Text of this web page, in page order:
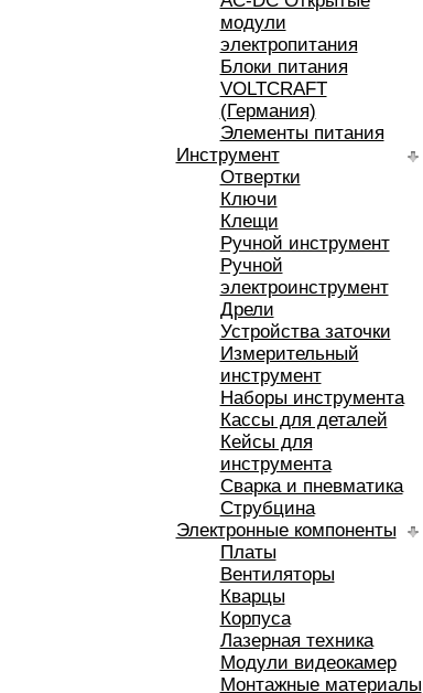
модули
электропитания
Блоки питания
VOLTCRAFT
(Германия)
Элементы питания
Инструмент
Отвертки
Ключи
Клещи
Ручной инструмент
Ручной
электроинструмент
Дрели
Устройства заточки
Измерительный
инструмент
Наборы инструмента
Кассы для деталей
Кейсы для
инструмента
Сварка и пневматика
Струбцина
Электронные компоненты
Платы
Вентиляторы
Кварцы
Корпуса
Лазерная техника
Модули видеокамер
Монтажные материалы